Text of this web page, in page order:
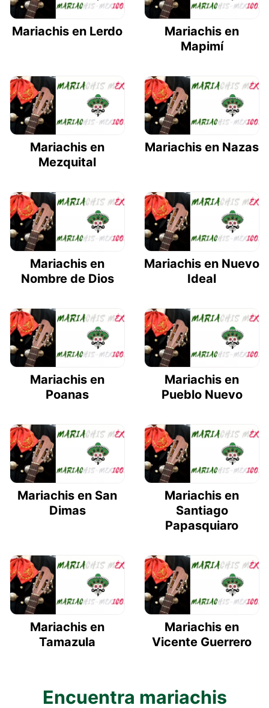
Mariachis en Lerdo
Mariachis en
Mapimí
Mariachis en
Mezquital
Mariachis en Nazas
Mariachis en
Nombre de Dios
Mariachis en Nuevo
Ideal
Mariachis en
Poanas
Mariachis en
Pueblo Nuevo
Mariachis en San
Dimas
Mariachis en
Santiago
Papasquiaro
Mariachis en
Tamazula
Mariachis en
Vicente Guerrero
Encuentra mariachis